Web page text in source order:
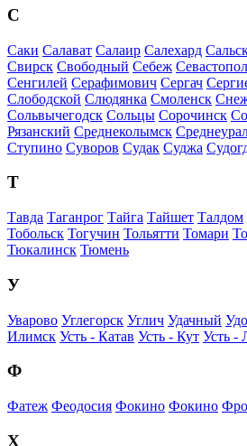
С
Саки Салават Салаир Салехард
Свирск Свободный Себеж
Сенгилей Серафимович Сергач
Слободской Слюдянка Смоленск
Сольвычегодск Сольцы Сорочинск
Рязанский Среднеколымск
Ступино Суворов Судак Суджа
Т
Тавда Таганрог Тайга Тайшет Талдом
Тобольск Тогучин Тольятти Томари
Тюкалинск Тюмень
У
Уварово Углегорск Углич Удачный
Илимск Усть - Катав Усть - Кут Усть -
Ф
Фатеж Феодосия Фокино Фокино
Х